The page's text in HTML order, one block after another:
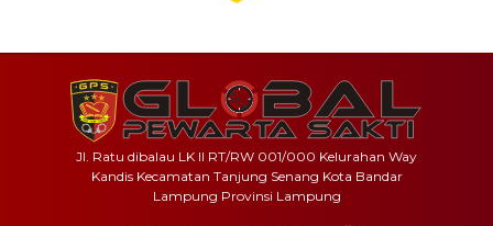
Jl. Ratu dibalau LK II RT/RW 001/000 Kelurahan Way
Kandis Kecamatan Tanjung Senang Kota Bandar
Lampung Provinsi Lampung